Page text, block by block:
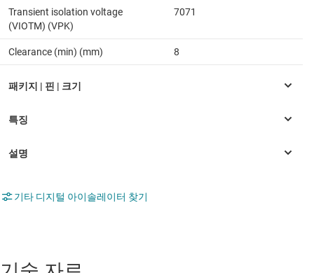
Transient isolation voltage
(VIOTM) (VPK)
7071
Clearance (min) (mm) 8
기타 디지털 아이솔레이터 찾기